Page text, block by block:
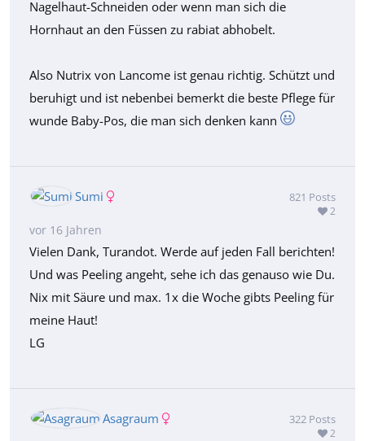
Nagelhaut-Schneiden oder wenn man sich die
Hornhaut an den Füssen zu rabiat abhobelt.
Also Nutrix von Lancome ist genau richtig. Schützt und
beruhigt und ist nebenbei bemerkt die beste Pflege für
wunde Baby-Pos, die man sich denken kann
Sumi 821 Posts
2
vor 16 Jahren
Vielen Dank, Turandot. Werde auf jeden Fall berichten!
Und was Peeling angeht, sehe ich das genauso wie Du.
Nix mit Säure und max. 1x die Woche gibts Peeling für
meine Haut!
LG
Asagraum 322 Posts
2